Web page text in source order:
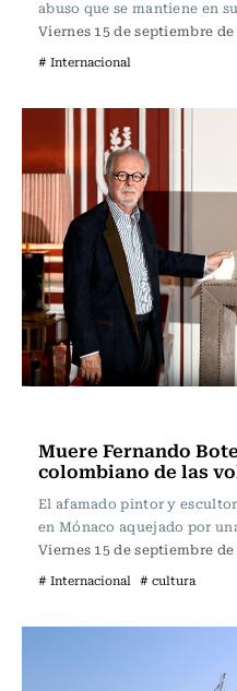
abuso que se mantiene en
Viernes 15 de septiembre de
# Internacional
Muere Fernando
colombiano de las
El afamado pintor y
en Mónaco aquejado por
Viernes 15 de septiembre de
# Internacional # cultura